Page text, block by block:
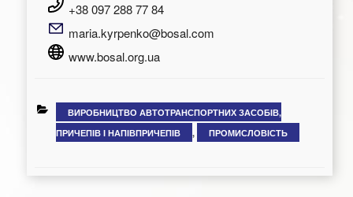
+38 097 288 77 84
maria.kyrpenko@bosal.com
www.bosal.org.ua
КАТЕГОРІЇ
ВИРОБНИЦТВО АВТОТРАНСПОРТНИХ ЗАСОБІВ,
ПРИЧЕПІВ І НАПІВПРИЧЕПІВ
, ПРОМИСЛОВІСТЬ